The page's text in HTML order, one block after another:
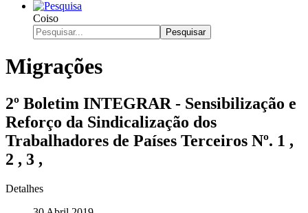
Coiso
Pesquisar
Migrações
2º Boletim INTEGRAR - Sensibilização e
Reforço da Sindicalização dos
Trabalhadores de Países Terceiros Nº. 1 ,
2 , 3 ,
Detalhes